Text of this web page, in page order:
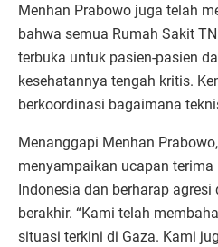
Menhan Prabowo juga telah
bahwa semua Rumah Sakit
terbuka untuk pasien-pasien
kesehatannya tengah kritis.
berkoordinasi bagaimana
Menanggapi Menhan
menyampaikan ucapan
Indonesia dan berharap agresi
berakhir. “Kami telah
situasi terkini di Gaza. Kami